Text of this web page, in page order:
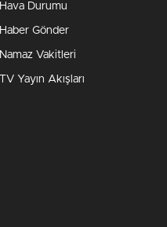
Hava Durumu
Haber Gönder
Namaz Vakitleri
TV Yayın Akışları